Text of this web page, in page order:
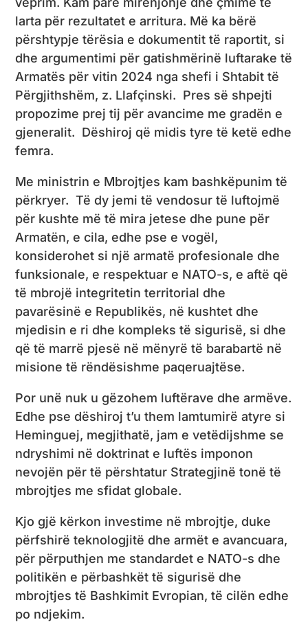
larta për rezultatet e arritura. Më ka bërë
përshtypje tërësia e dokumentit të raportit, si
dhe argumentimi për gatishmërinë luftarake të
Armatës për vitin 2024 nga shefi i Shtabit të
Përgjithshëm, z. Llafçinski. Pres së shpejti
propozime prej tij për avancime me gradën e
gjeneralit. Dëshiroj që midis tyre të ketë edhe
femra.
Me ministrin e Mbrojtjes kam bashkëpunim të
përkryer. Të dy jemi të vendosur të luftojmë
për kushte më të mira jetese dhe pune për
Armatën, e cila, edhe pse e vogël,
konsiderohet si një armatë profesionale dhe
funksionale, e respektuar e NATO-s, e aftë që
të mbrojë integritetin territorial dhe
pavarësinë e Republikës, në kushtet dhe
mjedisin e ri dhe kompleks të sigurisë, si dhe
që të marrë pjesë në mënyrë të barabartë në
misione të rëndësishme paqeruajtëse.
Por unë nuk u gëzohem luftërave dhe armëve.
Edhe pse dëshiroj t’u them lamtumirë atyre si
Heminguej, megjithatë, jam e vetëdijshme se
ndryshimi në doktrinat e luftës imponon
nevojën për të përshtatur Strategjinë tonë të
mbrojtjes me sfidat globale.
Kjo gjë kërkon investime në mbrojtje, duke
përfshirë teknologjitë dhe armët e avancuara,
për përputhjen me standardet e NATO-s dhe
politikën e përbashkët të sigurisë dhe
mbrojtjes të Bashkimit Evropian, të cilën edhe
po ndjekim.